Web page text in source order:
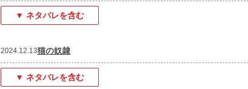
▼ ネタバレを含む
2024.12.13猫の奴隷
▼ ネタバレを含む